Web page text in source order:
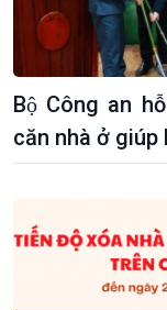
Bộ Công an
căn nhà ở giúp